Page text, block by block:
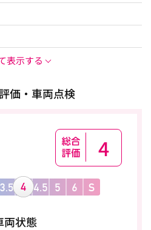
表示する
価・車両点検
4
両状態